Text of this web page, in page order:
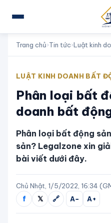
Trang chủ›Tin tức›Luật kinh
LUẬT KINH DOANH BẤT
Phân loại bất
doanh bất
Phân loại bất động
sản? Legalzone xin
bài viết dưới đây.
Chủ Nhật, 1/5/2022, 16:34
f 𝕏 🔗 A− A+